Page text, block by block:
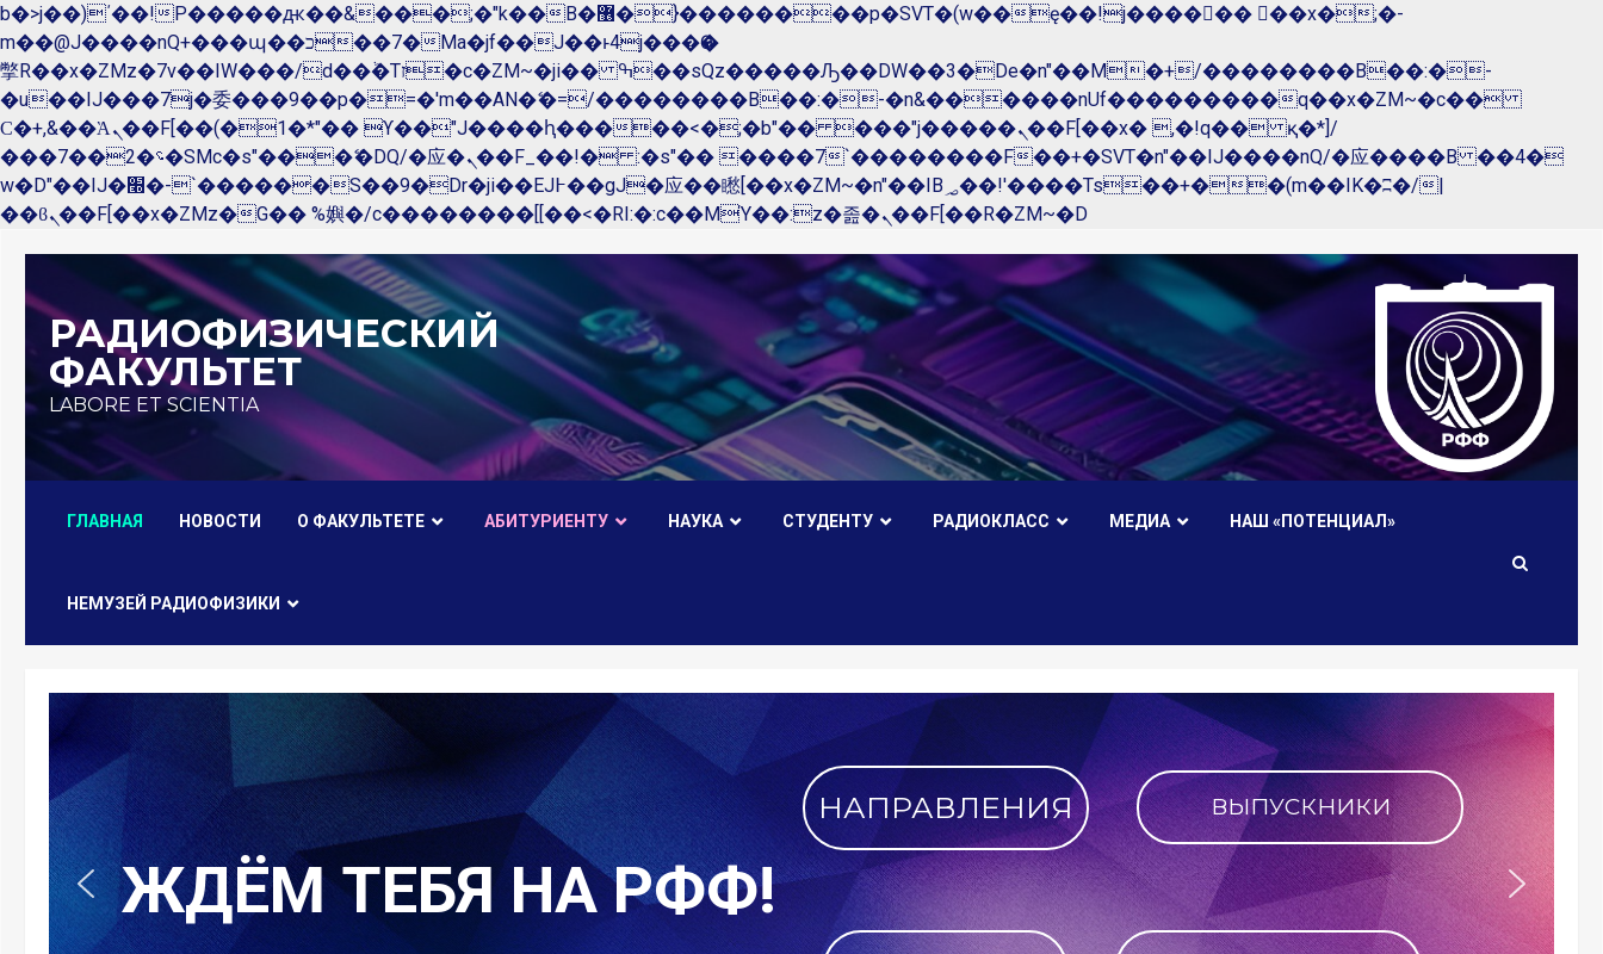
b�>j��)΄��!P�����ԫ��&���;�"k��B�޶�}��������p�SVT�(w��ę��!j������ ��x�;�-
m��@J����nQ+���պ��כ��7�Ma�jf��J��ͱ4j���Ѳ�
撆R��x�ZMz�7v��IW���/d��ٞ�Тז�c�ZM~�ji�� ߒ��sQz�����Ԡ��DW��3�De�n"��M�+/��������B��:�-
�u��IJ���7j�委���9��p�=�'m��AN�ޭ�=/��������B��:�-�n&������nUf���������q��x�ZM~�c��
Ϲ�+,&��Ὰܢ��F[��(�1�*"�� ϒ��"J����ԧ�����<�;�b"�� ���"j�����ܢ��F[��x� ,�!q�� қ�*]/
���؝�2��7�SMc�s"���ޭ�DQ/�应�ܢ��F_��!� :�s"�� ����7`��������F��+�SVT�n"��IJ����nQ/�应����B ��4�
w�D"��IJ�׭�-`������S��9�Dr�ji��EJ߅��gJ�应��矁[��x�ZM~�n"��IB؃��!'����Тѕ��+��(m��IK�ʭ�/|
��ϐܢ��F[��x�ZMz�G�� %嬩�/c��������[[��<�RI:�:c��MΎ��:z�졾�ܢ��F[��R�ZM~�D
к
содержимому
РАДИОФИЗИЧЕСКИЙ
ФАКУЛЬТЕТ
LABORE ET SCIENTIA
ГЛАВНАЯ НОВОСТИ О ФАКУЛЬТЕТЕ AБИТУРИЕНТУ НАУКА СТУДЕНТУ РАДИОКЛАСС МЕДИА НАШ «ПОТЕНЦИАЛ»
НЕМУЗЕЙ РАДИОФИЗИКИ
Внеси своё имя в историю РФФ!